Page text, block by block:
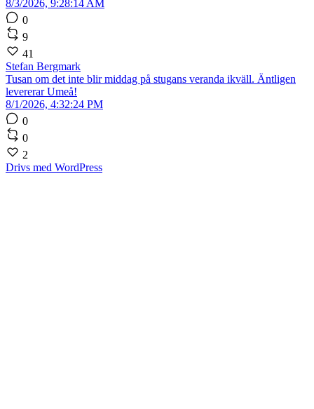
8/3/2026, 9:28:14 AM
0
9
41
Stefan Bergmark
Tusan om det inte blir middag på stugans veranda ikväll. Äntligen
levererar Umeå!
8/1/2026, 4:32:24 PM
0
0
2
Drivs med WordPress